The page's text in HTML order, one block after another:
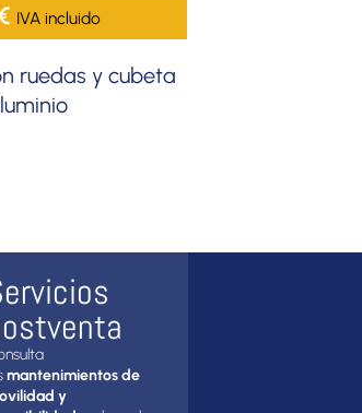
IVA incluido
ruedas y cubeta
mantenimientos de
y